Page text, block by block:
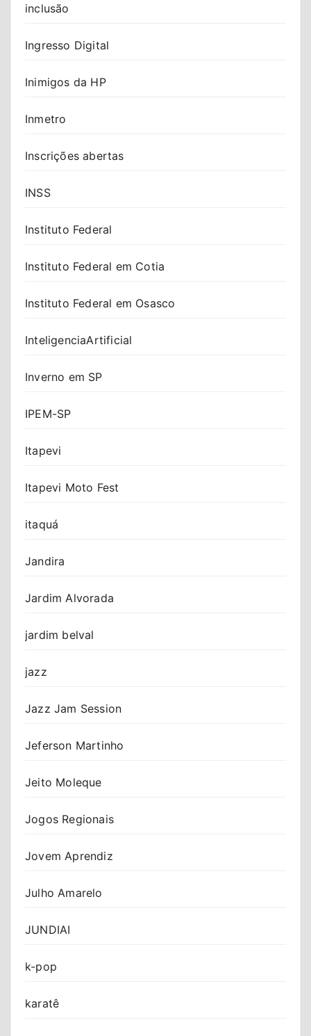
inclusão
Ingresso Digital
Inimigos da HP
Inmetro
Inscrições abertas
INSS
Instituto Federal
Instituto Federal em Cotia
Instituto Federal em Osasco
InteligenciaArtificial
Inverno em SP
IPEM-SP
Itapevi
Itapevi Moto Fest
itaquá
Jandira
Jardim Alvorada
jardim belval
jazz
Jazz Jam Session
Jeferson Martinho
Jeito Moleque
Jogos Regionais
Jovem Aprendiz
Julho Amarelo
JUNDIAI
k-pop
karatê